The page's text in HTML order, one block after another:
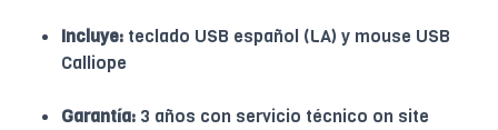
Incluye: teclado USB español (LA) y mouse USB
Calliope
Garantía: 3 años con servicio técnico on site